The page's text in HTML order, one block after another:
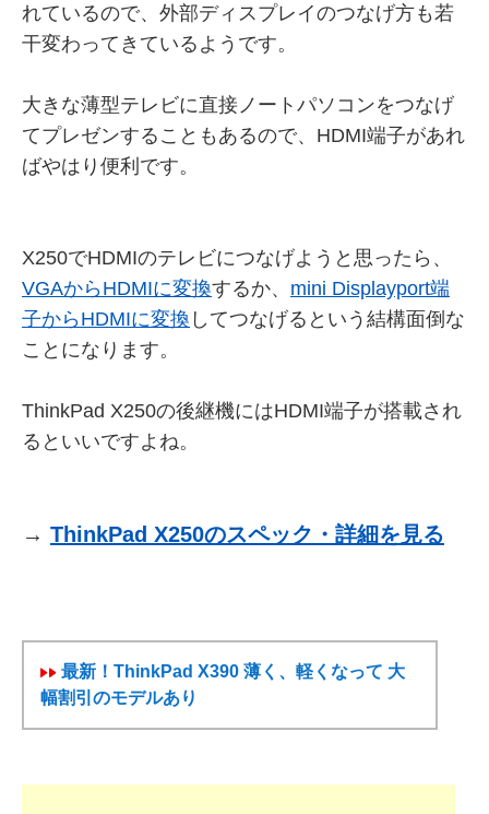
れているので、外部ディスプレイのつなげ方も若
干変わってきているようです。
大きな薄型テレビに直接ノートパソコンをつなげ
てプレゼンすることもあるので、HDMI端子があれ
ばやはり便利です。
X250でHDMIのテレビにつなげようと思ったら、
VGAからHDMIに変換するか、 mini Displayport端
子からHDMIに変換 してつなげるという結構面倒な
ことになります。
ThinkPad X250の後継機にはHDMI端子が搭載され
るといいですよね。
→ ThinkPad X250のスペック・詳細を見る
最新！ThinkPad X390 薄く、軽くなって 大
幅割引のモデルあり